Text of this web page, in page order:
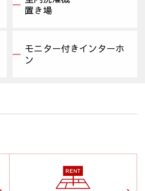
置き場
モニター付きインターホ
ン